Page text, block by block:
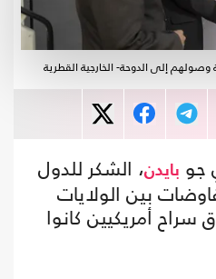
إلى الدوحة- الخارجية القطرية
جو بايدن، الشكر للدول
بين الولايات
سراح أمريكيين كانوا